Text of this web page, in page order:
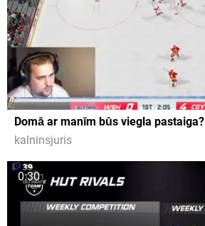
Domā ar manīm būs viegla pastaiga?
kalninsjuris
0:30